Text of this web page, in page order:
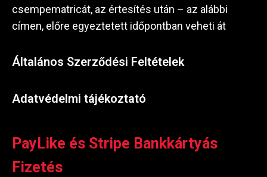
csempematricát, az értesítés után – az alábbi
címen, előre egyeztetett időpontban veheti át
Általános Szerződési Feltételek
Adatvédelmi tájékoztató
PayLike és Stripe Bankkártyás
Fizetés